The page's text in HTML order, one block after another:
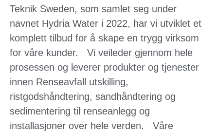
Teknik Sweden, som samlet seg under
navnet Hydria Water i 2022, har vi utviklet et
komplett tilbud for å skape en trygg virksom
for våre kunder.
Vi veileder gjennom hele
prosessen og leverer produkter og tjenester
innen Renseavfall utskilling,
ristgodshåndtering, sandhåndtering og
sedimentering til renseanlegg og
installasjoner over hele verden.
Våre